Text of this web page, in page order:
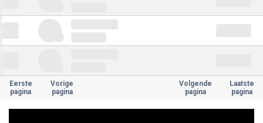
Eerste
pagina
Vorige
pagina
Volgende
pagina
Laatste
pagina